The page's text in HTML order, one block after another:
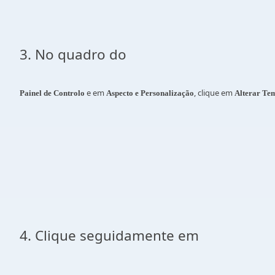
3. No quadro do
Painel de Controlo e em Aspecto e Personalização, clique em Alterar
4. Clique seguidamente em